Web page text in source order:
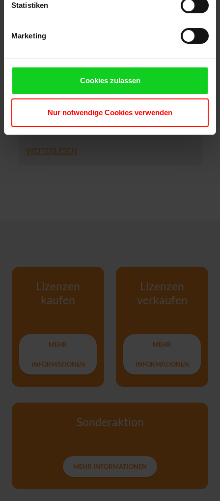
Statistiken
Marketing
Cookies zulassen
Nur notwendige Cookies verwenden
Handelsgruppe usedSoft, ist vor wenigen Tagen
seine Familie heute mit. Schneider wurde 67 Jahre
alt. Peter Schneider hatte im Jahr 2003 das
europäischer Anbieter den B2B-Handel mit
gebrauchter Software begonnen. Bevor [...]
WEITERLESEN
Lizenzen
kaufen
MEHR
INFORMATIONEN
Lizenzen
verkaufen
MEHR
INFORMATIONEN
Sonderaktion
MEHR INFORMATIONEN